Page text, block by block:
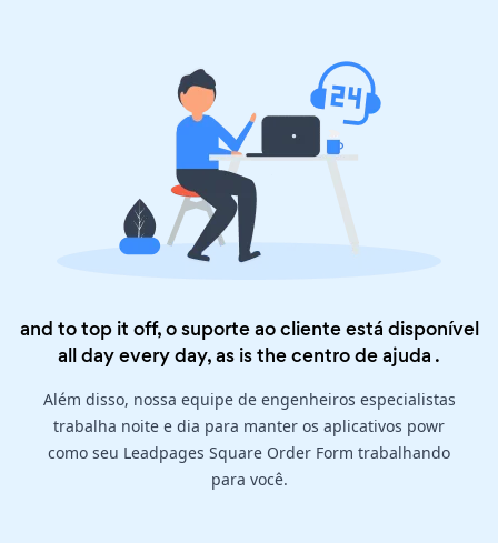
and to top it off, o suporte ao cliente está disponível
all day every day, as is thecentro de ajuda .
Além disso, nossa equipe de engenheiros especialistas
trabalha noite e dia para manter os aplicativos powr
como seu Leadpages Square Order Form trabalhando
para você.